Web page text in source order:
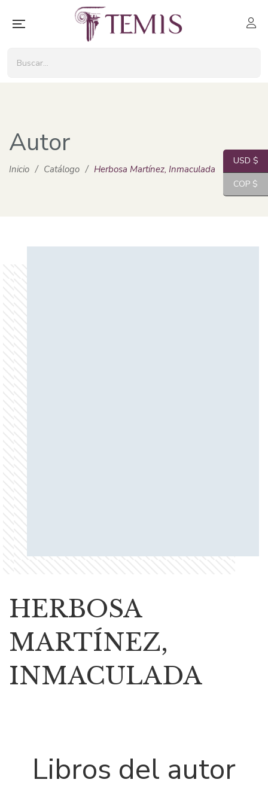
Autor
Inicio / Catálogo / Herbosa Martínez, Inmaculada
HERBOSA
MARTÍNEZ,
INMACULADA
Libros del autor
USD $
COP $